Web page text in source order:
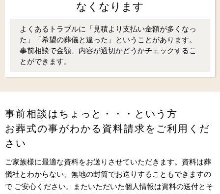
なくなります
よくあるトラブルに「見積より支払い金額が多くなっ
た」「希望の葬儀と違った」ということがあります。
事前相談で金額、内容が適切かどうかチェックするこ
とができます。
事前相談はちょっと・・・という方
お葬式の事がわかる資料請求をご利用くだ
さい
ご家族様に最適な資料をお送りさせていただきます。資料は葬
儀社とわからない、無地の封筒でお送りすることもできますの
で ご安心ください。またいただいた個人情報は資料の送付とそ